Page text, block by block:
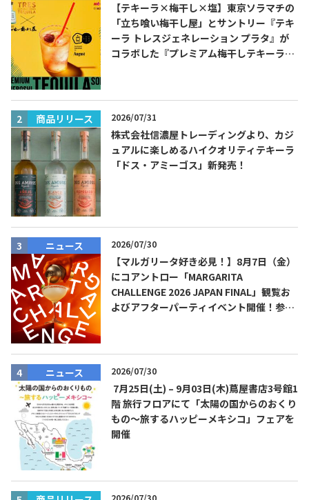
【テキーラ×梅干し×塩】東京ソラマチの
「立ち喰い梅干し屋」とサントリー『テキ
ーラ トレスジェネレーション プラタ』が
コラボした『プレミアム梅干しテキーラソ
商品リリース 2026/07/31
株式会社信濃屋トレーディングより、カジ
ュアルに楽しめるハイクオリティテキーラ
「ドス・アミーゴス」新発売！
ニュース 2026/07/30
【マルガリータ好き必見！】8月7日（金）
にコアントロー「MARGARITA
CHALLENGE 2026 JAPAN FINAL」観覧お
よびアフターパーティイベント開催！参加
ニュース 2026/07/30
7月25日(土) – 9月03日(木)蔦屋書店3号館1
階 旅行フロアにて「太陽の国からのおくり
もの～旅するハッピーメキシコ」フェアを
開催